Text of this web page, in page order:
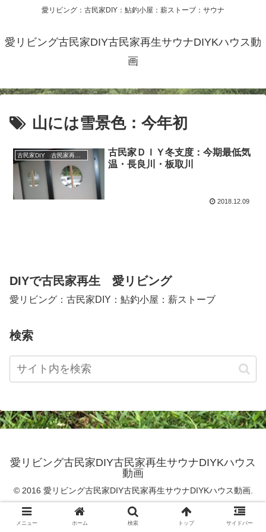
愛リビング：古民家DIY：鮎釣小屋：薪ストーブ：サウナ
愛リビング古民家DIY古民家再生サウナDIYKハウス動
画
山には雪景色：今年初
古民家ＤＩＹ冬支度：今期最低気
温・長良川・板取川
2018.12.09
DIYで古民家再生 愛リビング
愛リビング：古民家DIY：鮎釣小屋：薪ストーブ
検索
愛リビング古民家DIY古民家再生サウナDIYKハウス
動画
© 2016 愛リビング古民家DIY古民家再生サウナDIYKハウス動画.
メニュー ホーム 検索 トップ サイドバー